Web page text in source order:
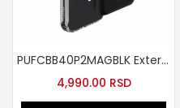
PUFCBB40P2MAGBLK Externa baterija 4200mAh MagSafe crna
4,990.00 RSD